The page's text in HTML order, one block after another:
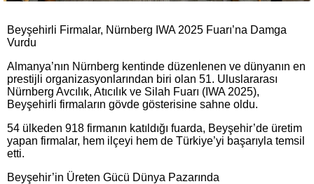
Beyşehirli Firmalar, Nürnberg IWA 2025 Fuarı’na Damga
Vurdu
Almanya’nın Nürnberg kentinde düzenlenen ve dünyanın en
prestijli organizasyonlarından biri olan 51. Uluslararası
Nürnberg Avcılık, Atıcılık ve Silah Fuarı (IWA 2025),
Beyşehirli firmaların gövde gösterisine sahne oldu.
54 ülkeden 918 firmanın katıldığı fuarda, Beyşehir’de üretim
yapan firmalar, hem ilçeyi hem de Türkiye’yi başarıyla temsil
etti.
Beyşehir’in Üreten Gücü Dünya Pazarında